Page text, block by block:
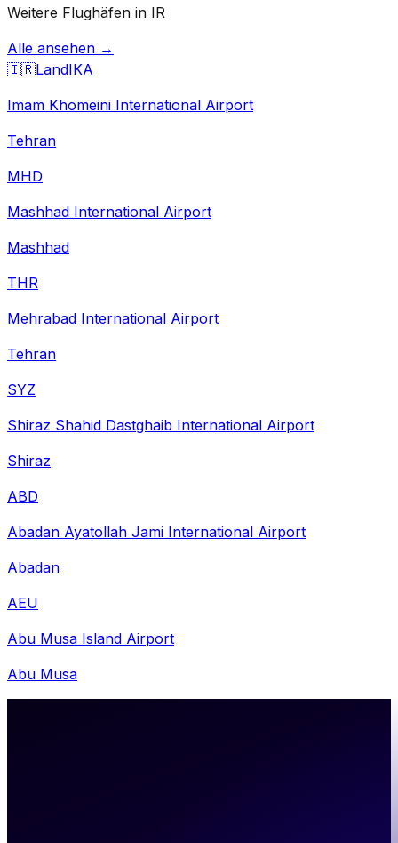
Weitere Flughäfen in IR
Alle ansehen →
🇮🇷LandIKA
Imam Khomeini International Airport
Tehran
MHD
Mashhad International Airport
Mashhad
THR
Mehrabad International Airport
Tehran
SYZ
Shiraz Shahid Dastghaib International Airport
Shiraz
ABD
Abadan Ayatollah Jami International Airport
Abadan
AEU
Abu Musa Island Airport
Abu Musa